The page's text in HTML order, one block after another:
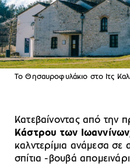
Το Θησαυροφυλάκιο στο Ιτς
Κατεβαίνοντας από την
Κάστρου των Ιωαννίνων
καλντερίμια ανάμεσα σε
σπίτια -βουβά